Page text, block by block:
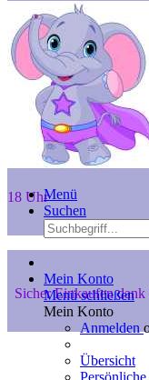
Private
können aber gerne
18 Uhr
Sicher Einkaufen
Menü
Suchen
Mein Konto
Menü schließen
Mein Konto
Anmelden
Übersicht